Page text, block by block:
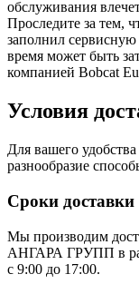
обслуживания
Проследите за тем,
заполнил
время может быть
компанией Bobcat
Условия
Для вашего
разнообразие
Сроки доставки
Мы производим
АНГАРА ГРУПП в
с 9:00 до 17:00.